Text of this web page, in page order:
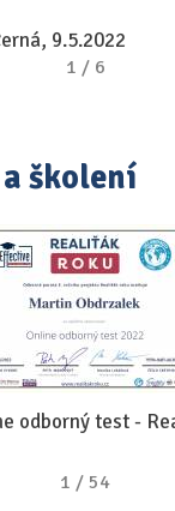
9.5.2022
1 / 6
školení
odborný test -
1 / 54